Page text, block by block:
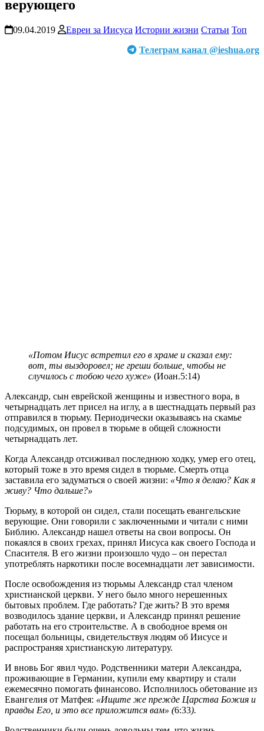
верующего
09.04.2019 Евреи за Иисуса Истории жизни Статьи Топ
Телеграм канал @ieshua.org
«Потом Иисус встретил его в храме и сказал ему:
вот, ты выздоровел; не греши больше, чтобы не
случилось с тобою чего хуже» (Иоан.5:14)
Александр, сын еврейской женщины и известного вора, в
четырнадцать лет присел на иглу, а в шестнадцать первый раз
отправился в тюрьму. Периодически оказываясь на скамье
подсудимых, он провел в тюрьме в общей сложности
четырнадцать лет.
Когда Александр отсиживал последнюю ходку, умер его отец,
который тоже в это время сидел в тюрьме. Смерть отца
заставила его задуматься о своей жизни: «Что я делаю? Как я
живу? Что дальше?»
Тюрьму, в которой он сидел, стали посещать евангельские
верующие. Они говорили с заключенными и читали с ними
Библию. Александр нашел ответы на свои вопросы. Он
покаялся в своих грехах, принял Иисуса как своего Господа и
Спасителя. В его жизни произошло чудо – он перестал
употреблять наркотики после восемнадцати лет зависимости.
После освобождения из тюрьмы Александр стал членом
христианской церкви. У него было много нерешенных
бытовых проблем. Где работать? Где жить? В это время
возводилось здание церкви, и Александр принял решение
работать на его строительстве. А в свободное время он
посещал больницы, свидетельствуя людям об Иисусе и
распространяя христианскую литературу.
И вновь Бог явил чудо. Родственники матери Александра,
проживающие в Германии, купили ему квартиру и стали
ежемесячно помогать финансово. Исполнилось обетование из
Евангелия от Матфея: «Ищите же прежде Царства Божия и
правды Его, и это все приложится вам» (6:33).